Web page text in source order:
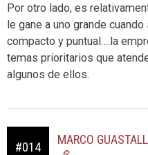
Por otro lado, es
le gane a uno grande
compacto y puntual….la
temas prioritarios que
algunos de ellos.
#014
MARCO